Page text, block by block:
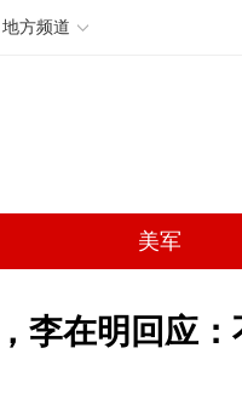
地方频道
美军
李在明回应